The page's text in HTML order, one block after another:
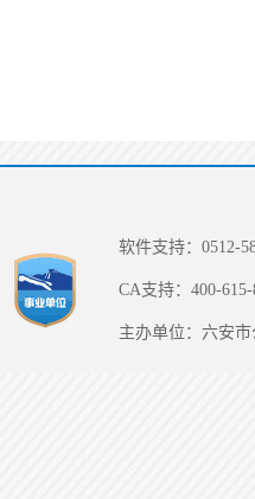
软件支持：0512-
CA支持：400-
主办单位：六安